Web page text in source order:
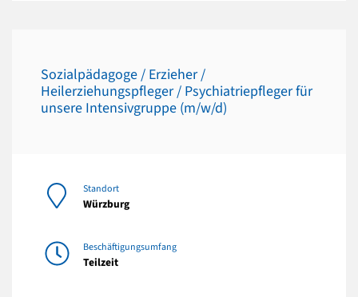
Sozialpädagoge / Erzieher /
Heilerziehungspfleger / Psychiatriepfleger für
unsere Intensivgruppe (m/w/d)
Standort
Würzburg
Beschäftigungsumfang
Teilzeit